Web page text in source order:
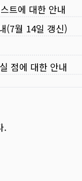
트에 대한 안내
(7월 14일 갱신)
점에 대한 안내
.